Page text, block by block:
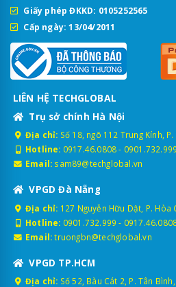
Giấy phép ĐKKD: 0105252565
Cấp ngày: 13/04/2011
LIÊN HỆ TECHGLOBAL
Trụ sở chính Hà Nội
Địa chỉ: Số 18, ngõ 112 Trung Kính,
Hotline: 0917.46.0808- 0901.732.999
Email: sam89@techglobal.vn
VPGD Đà Nẵng
Địa chỉ: 127 Nguyễn Hữu Dật, P. Hòa
Hotline: 0901.732.999 -
Email: truongbn@techglobal.vn
VPGD TP.HCM
Địa chỉ: Số 52, Bàu Cát 2, P. Tân